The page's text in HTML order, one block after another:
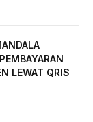
LEWAT QRIS